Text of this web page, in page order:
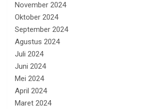
November 2024
Oktober 2024
September 2024
Agustus 2024
Juli 2024
Juni 2024
Mei 2024
April 2024
Maret 2024